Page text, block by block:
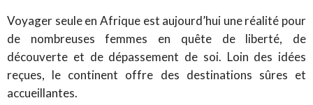
Voyager seule en Afrique est aujourd’hui une réalité pour
de nombreuses femmes en quête de liberté, de
découverte et de dépassement de soi. Loin des idées
reçues, le continent offre des destinations sûres et
accueillantes.